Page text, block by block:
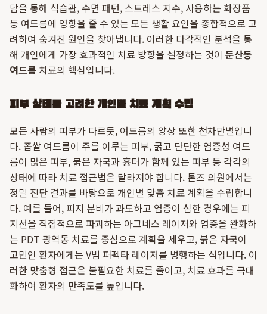
담을 통해 식습관, 수면 패턴, 스트레스 지수, 사용하는 화장품
등 여드름에 영향을 줄 수 있는 모든 생활 요인을 종합적으로 고
려하여 숨겨진 원인을 찾아냅니다. 이러한 다각적인 분석을 통
해 개인에게 가장 효과적인 치료 방향을 설정하는 것이 둔산동
여드름 치료의 핵심입니다.
피부 상태를 고려한 개인별 치료 계획 수립
모든 사람의 피부가 다르듯, 여드름의 양상 또한 천차만별입니
다. 좁쌀 여드름이 주를 이루는 피부, 굵고 단단한 염증성 여드
름이 많은 피부, 붉은 자국과 흉터가 함께 있는 피부 등 각각의
상태에 따라 치료 접근법은 달라져야 합니다. 톤즈 의원에서는
정밀 진단 결과를 바탕으로 개인별 맞춤 치료 계획을 수립합니
다. 예를 들어, 피지 분비가 과도하고 염증이 심한 경우에는 피
지선을 직접적으로 파괴하는 아그네스 레이저와 염증을 완화하
는 PDT 광역동 치료를 중심으로 계획을 세우고, 붉은 자국이
고민인 환자에게는 V빔 퍼펙타 레이저를 병행하는 식입니다. 이
러한 맞춤형 접근은 불필요한 치료를 줄이고, 치료 효과를 극대
화하여 환자의 만족도를 높입니다.